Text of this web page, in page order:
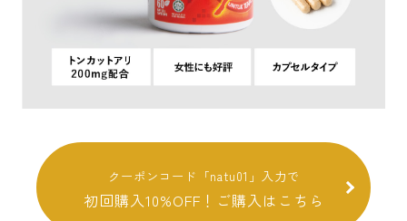
クーポンコード「natu01」入力で
初回購入10%OFF！ご購入はこちら